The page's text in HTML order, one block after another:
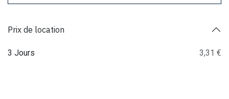
Prix de location
3 Jours 3,31 €